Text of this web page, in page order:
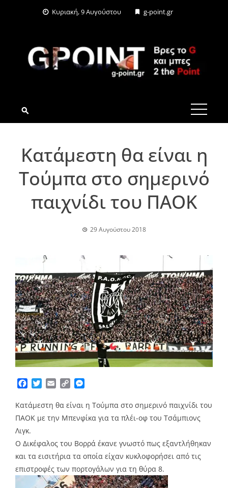
Κυριακή, 9 Αυγούστου g-point.gr
G-POINT.GR
Κατάμεστη θα είναι η
Τούμπα στο σημερινό
παιχνίδι του ΠΑΟΚ
29 Αυγούστου 2018
Facebook
TwitterEmailCopy
Κατάμεστη θα είναι η Τούμπα στο σημερινό παιχνίδι του
ΠΑΟΚ με την Μπενφίκα για τα πλέι-οφ του Τσάμπιονς
Λιγκ.
Ο Δικέφαλος του Βορρά έκανε γνωστό πως εξαντλήθηκαν
και τα εισιτήρια τα οποία είχαν κυκλοφορήσει από τις
επιστροφές των πορτογάλων για τη θύρα 8.